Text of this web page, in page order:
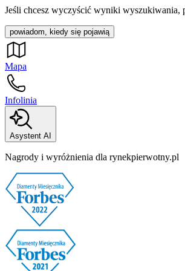
Jeśli chcesz wyczyścić wyniki wyszukiwania,
powiadom, kiedy się pojawią
Mapa
Infolinia
Asystent AI
Nagrody i wyróżnienia dla rynekpierwotny.pl